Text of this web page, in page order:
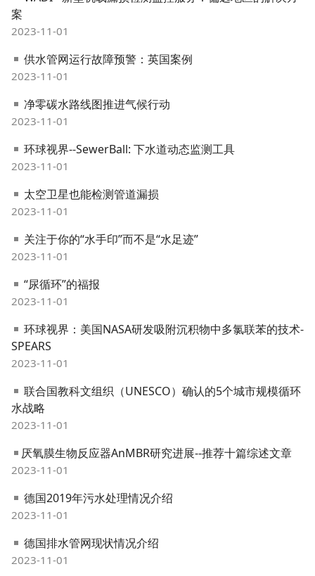
案
2023-11-01
供水管网运行故障预警：英国案例
2023-11-01
净零碳水路线图推进气候行动
2023-11-01
环球视界--SewerBall: 下水道动态监测工具
2023-11-01
太空卫星也能检测管道漏损
2023-11-01
关注于你的“水手印”而不是“水足迹”
2023-11-01
“尿循环”的福报
2023-11-01
环球视界：美国NASA研发吸附沉积物中多氯联苯的技术-
SPEARS
2023-11-01
联合国教科文组织（UNESCO）确认的5个城市规模循环
水战略
2023-11-01
​厌氧膜生物反应器AnMBR研究进展--推荐十篇综述文章
2023-11-01
德国2019年污水处理情况介绍
2023-11-01
德国排水管网现状情况介绍
2023-11-01